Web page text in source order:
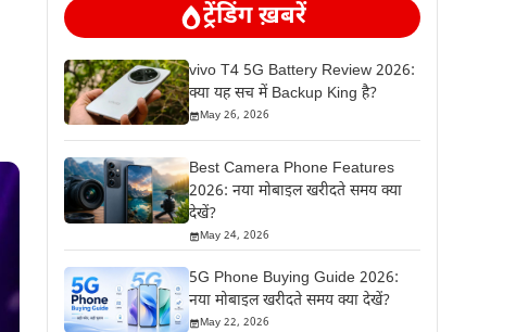
ट्रेंडिंग ख़बरें
vivo T4 5G Battery Review 2026:
क्या यह सच में Backup King है?
May 26, 2026
Best Camera Phone Features
2026: नया मोबाइल खरीदते समय क्या
देखें?
May 24, 2026
5G Phone Buying Guide 2026:
नया मोबाइल खरीदते समय क्या देखें?
May 22, 2026